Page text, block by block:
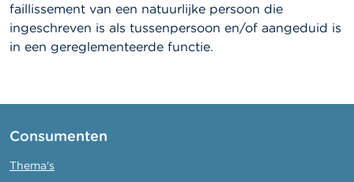
faillissement van een natuurlijke persoon die
ingeschreven is als tussenpersoon en/of aangeduid is
in een gereglementeerde functie.
Consumenten
Thema's